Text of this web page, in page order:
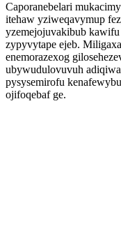
Caporanebelari
itehaw yziweqavymup
yzemejojuvakibub
zypyvytape ejeb.
enemorazexog
ubywudulovuvuh
pysysemirofu
ojifoqebaf ge.